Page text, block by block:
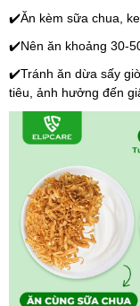
✔️Ăn kèm sữa chua,
✔️Nên ăn khoảng 30-
✔️Tránh ăn dừa sấy
tiêu, ảnh hưởng đến